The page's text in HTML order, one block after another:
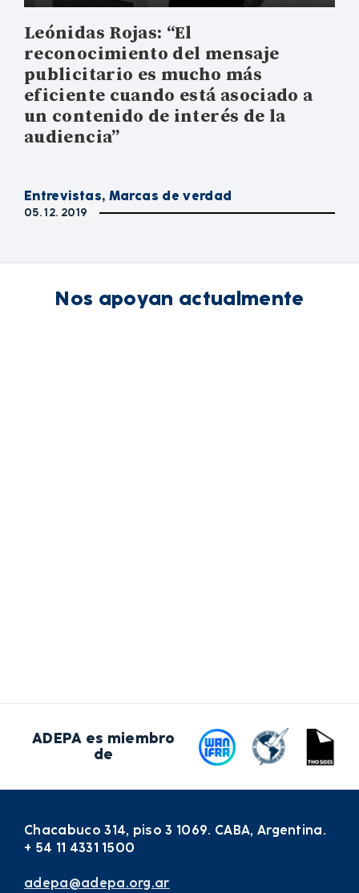
Leónidas Rojas: “El
reconocimiento del mensaje
publicitario es mucho más
eficiente cuando está asociado a
un contenido de interés de la
audiencia”
Entrevistas, Marcas de verdad
05. 12. 2019
Nos apoyan actualmente
ADEPA es miembro
de
Chacabuco 314, piso 3 1069. CABA, Argentina.
+ 54 11 4331 1500
adepa@adepa.org.ar